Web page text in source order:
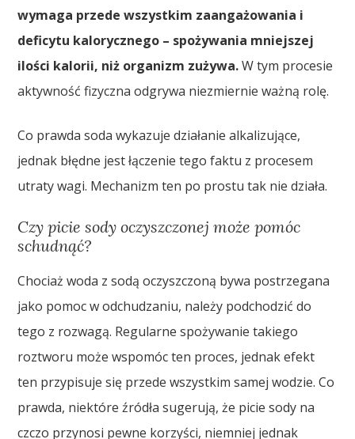
wymaga przede wszystkim zaangażowania i
deficytu kalorycznego – spożywania mniejszej
ilości kalorii, niż organizm zużywa.W tym procesie
aktywność fizyczna odgrywa niezmiernie ważną rolę.
Co prawda soda wykazuje działanie alkalizujące,
jednak błędne jest łączenie tego faktu z procesem
utraty wagi. Mechanizm ten po prostu tak nie działa.
Czy picie sody oczyszczonej może pomóc
schudnąć?
Chociaż woda z sodą oczyszczoną bywa postrzegana
jako pomoc w odchudzaniu, należy podchodzić do
tego z rozwagą. Regularne spożywanie takiego
roztworu może wspomóc ten proces, jednak efekt
ten przypisuje się przede wszystkim samej wodzie. Co
prawda, niektóre źródła sugerują, że picie sody na
czczo przynosi pewne korzyści, niemniej jednak